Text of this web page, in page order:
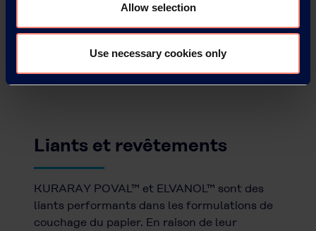
Allow selection
Use necessary cookies only
Liants et revêtements
KURARAY POVAL™ et ELVANOL™ sont des
liants performants dans les formulations de
couchage du papier. En raison de leur